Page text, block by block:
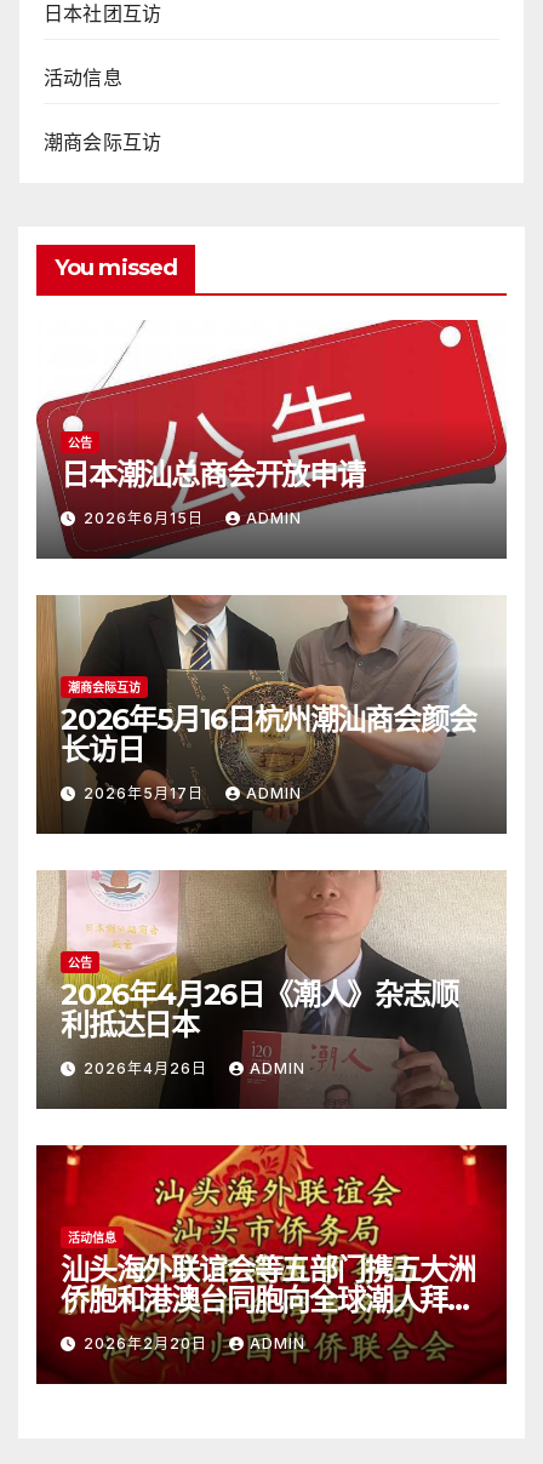
日本社团互访
活动信息
潮商会际互访
You missed
公告
日本潮汕总商会开放申请
2026年6月15日 ADMIN
潮商会际互访
2026年5月16日杭州潮汕商会颜会
长访日
2026年5月17日 ADMIN
公告
2026年4月26日《潮人》杂志顺
利抵达日本
2026年4月26日 ADMIN
活动信息
汕头海外联谊会等五部门携五大洲
侨胞和港澳台同胞向全球潮人拜
年！
2026年2月20日 ADMIN